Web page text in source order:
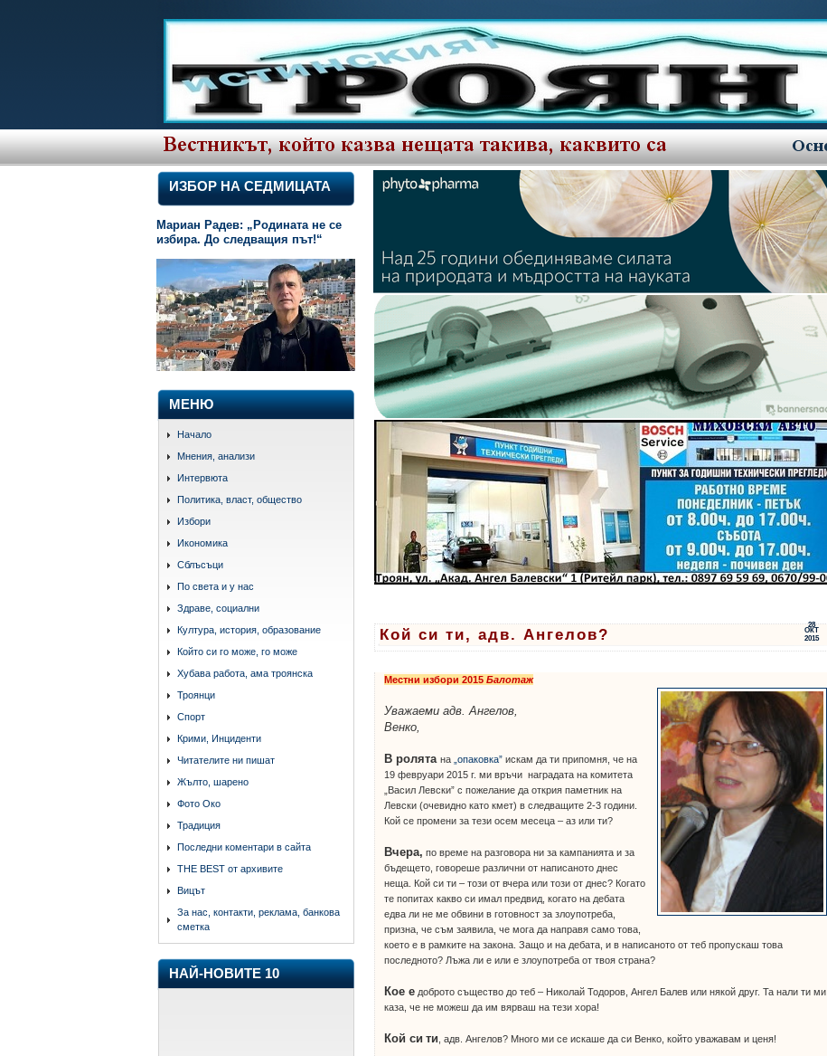
ИЗБОР НА СЕДМИЦАТА
Мариан Радев: „Родината не се
избира. До следващия път!“
МЕНЮ
Начало
Мнения, анализи
Интервюта
Политика, власт, общество
Избори
Икономика
Сблъсъци
По света и у нас
Здраве, социални
Култура, история, образование
Който си го може, го може
Хубава работа, ама троянска
Троянци
Спорт
Крими, Инциденти
Читателите ни пишат
Жълто, шарено
Фото Око
Традиция
Последни коментари в сайта
THE BEST от архивите
Вицът
За нас, контакти, реклама, банкова
сметка
НАЙ-НОВИТЕ 10
28
ОКТ
2015
Кой си ти, адв. Ангелов?
Местни избори 2015Балотаж
Уважаеми адв. Ангелов,
Венко,
В ролятана „опаковка” искам да ти припомня, че на
19 февруари 2015 г. ми връчи наградата на комитета
„Васил Левски” с пожелание да открия паметник на
Левски (очевидно като кмет) в следващите 2-3 години.
Кой се промени за тези осем месеца – аз или ти?
Вчера, по време на разговора ни за кампанията и за
бъдещето, говореше различни от написаното днес
неща. Кой си ти – този от вчера или този от днес? Когато
те попитах какво си имал предвид, когато на дебата
едва ли не ме обвини в готовност за злоупотреба,
призна, че съм заявила, че мога да направя само това,
което е в рамките на закона. Защо и на дебата, и в написаното от теб пропускаш това
последното? Лъжа ли е или е злоупотреба от твоя страна?
Кое е доброто същество до теб – Николай Тодоров, Ангел Балев или някой друг. Та нали ти ми
каза, че не можеш да им вярваш на тези хора!
Кой си ти , адв. Ангелов? Много ми се искаше да си Венко, който уважавам и ценя!